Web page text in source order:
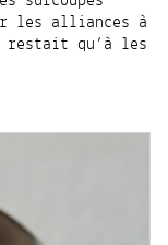
les alliances à
qu’à les